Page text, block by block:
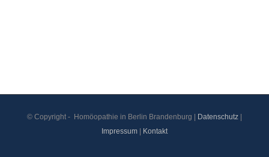
© Copyright - Homöopathie in Berlin Brandenburg | Datenschutz
Impressum
Kontakt